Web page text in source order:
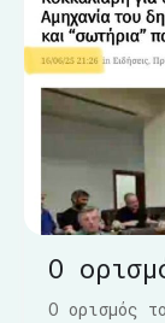
Ο
Ο ορισμός